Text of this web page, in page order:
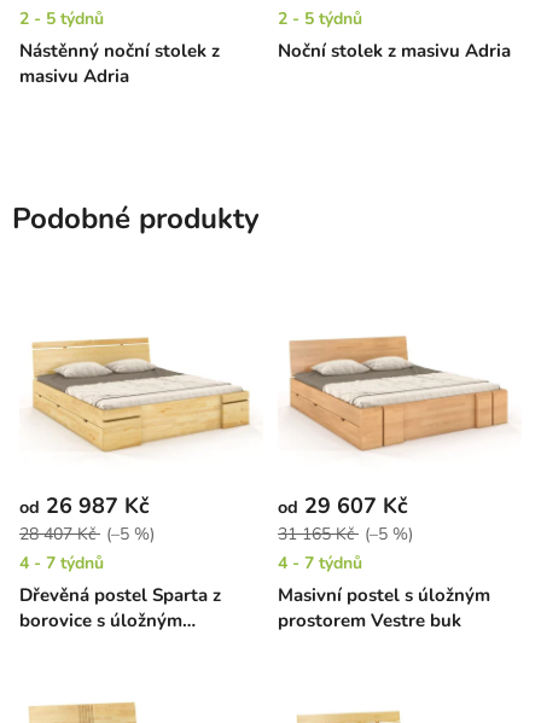
Nástěnný noční stolek z
masivu Adria
2 - 5 týdnů
Noční stolek z masivu Adria
2 - 5 týdnů
Podobné produkty
Dřevěná postel Sparta z
borovice s úložným
od 26 987 Kč
28 407 Kč (–5 %)
4 - 7 týdnů
Masivní postel s úložným
prostorem Vestre buk
od 29 607 Kč
31 165 Kč (–5 %)
4 - 7 týdnů